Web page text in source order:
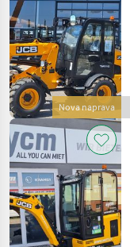
Nova naprava